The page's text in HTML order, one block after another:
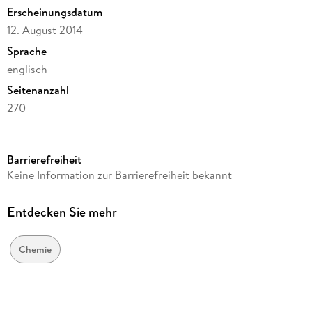
Erscheinungsdatum
12. August 2014
Sprache
englisch
Seitenanzahl
270
Reihe
Herausgegeben von
Verlag/Hersteller
Springer Berlin Heidelberg
Barrierefreiheit
Keine Information zur Barrierefreiheit bekannt
Entdecken Sie mehr
Chemie